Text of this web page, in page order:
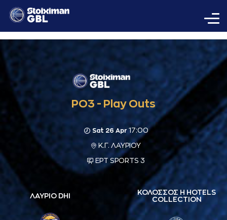
PO3 - Play Outs
Sat 26 Apr 17:00
Κ.Γ. ΛΑΥΡΙΟΥ
ΕΡΤ SPORTS 3
ΛΑΥΡΙΟ DHI
ΚΟΛΟΣΣΟΣ H HOTELS
COLLECTION